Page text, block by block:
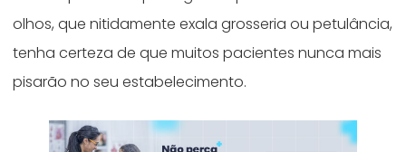
olhos, que nitidamente exala grosseria ou petulância,
tenha certeza de que muitos pacientes nunca mais
pisarão no seu estabelecimento.